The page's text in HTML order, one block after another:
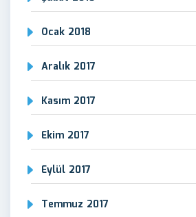
Ocak 2018
Aralık 2017
Kasım 2017
Ekim 2017
Eylül 2017
Temmuz 2017